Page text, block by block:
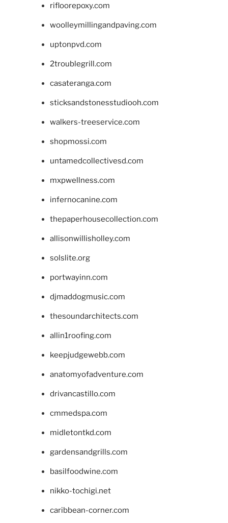
rifloorepoxy.com
woolleymillingandpaving.com
uptonpvd.com
2troublegrill.com
casateranga.com
sticksandstonesstudiooh.com
walkers-treeservice.com
shopmossi.com
untamedcollectivesd.com
mxpwellness.com
infernocanine.com
thepaperhousecollection.com
allisonwillisholley.com
solslite.org
portwayinn.com
djmaddogmusic.com
thesoundarchitects.com
allin1roofing.com
keepjudgewebb.com
anatomyofadventure.com
drivancastillo.com
cmmedspa.com
midletontkd.com
gardensandgrills.com
basilfoodwine.com
nikko-tochigi.net
caribbean-corner.com